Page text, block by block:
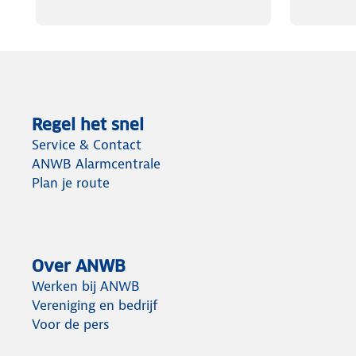
Bij de Nitecore CI7 zaklamp wordt een nylon holster,
meegeleverd.
Regel het snel
Service & Contact
ANWB Alarmcentrale
Plan je route
Over ANWB
Werken bij ANWB
Vereniging en bedrijf
Voor de pers